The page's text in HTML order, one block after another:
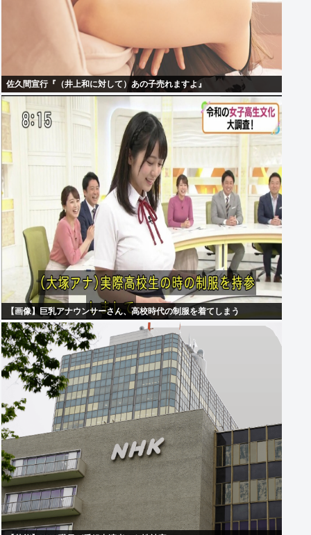
佐久間宣行『（井上和に対して）あの子売れますよ』
【画像】巨乳アナウンサーさん、高校時代の制服を着てしまう